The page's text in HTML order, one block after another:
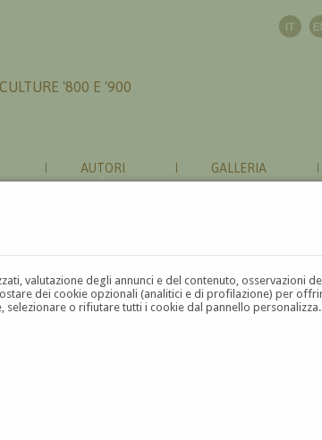
valutazione degli annunci e del contenuto, osservazioni
dei cookie opzionali (analitici e di profilazione) per
o rifiutare tutti i cookie dal pannello
'800 E '900
AUTORI GALLERIA